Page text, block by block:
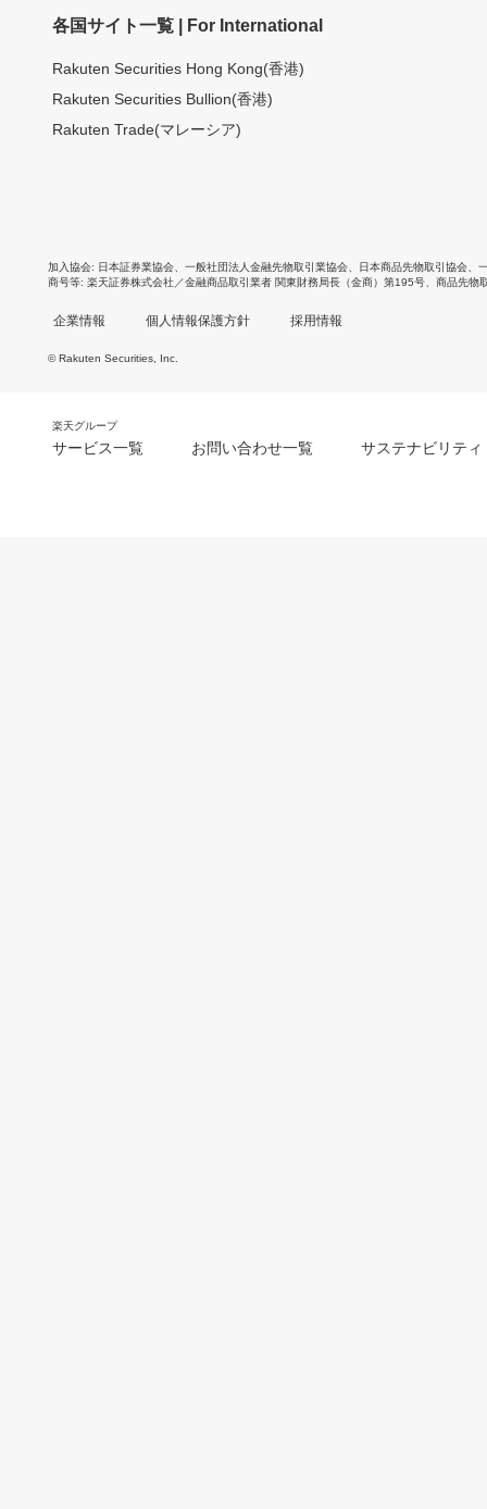
各国サイト一覧 | For International
Rakuten Securities Hong Kong(香港)
Rakuten Securities Bullion(香港)
Rakuten Trade(マレーシア)
加入協会 日本証券業協会 一般社団法人金融先物取引業協会 日本商品先物取引協会
商号等 楽天証券株式会社／金融商品取引業者 関東財務局長（金商）第195号、商品先物
企業情報 個人情報保護方針 採用情報
© Rakuten Securities, Inc.
楽天グループ
サービス一覧 お問い合わせ一覧 サステナビリティ